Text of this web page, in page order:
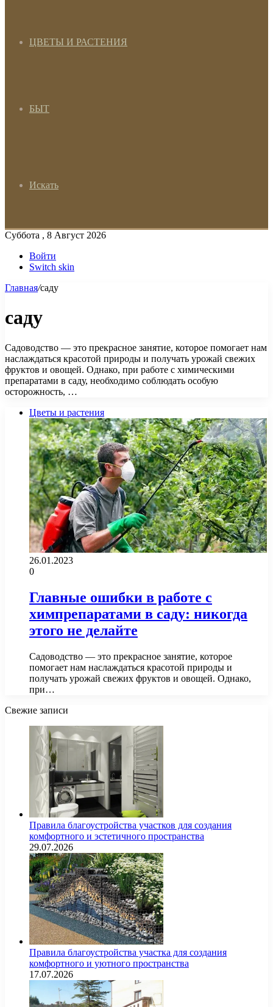
ЦВЕТЫ И РАСТЕНИЯ
БЫТ
Искать
Суббота , 8 Август 2026
Войти
Switch skin
Главная/саду
саду
Садоводство — это прекрасное занятие, которое помогает нам
наслаждаться красотой природы и получать урожай свежих
фруктов и овощей. Однако, при работе с химическими
препаратами в саду, необходимо соблюдать особую
осторожность, …
Цветы и растения
26.01.2023
0
Главные ошибки в работе с
химпрепаратами в саду: никогда
этого не делайте
Садоводство — это прекрасное занятие, которое
помогает нам наслаждаться красотой природы и
получать урожай свежих фруктов и овощей. Однако,
при…
Свежие записи
Правила благоустройства участков для создания
комфортного и эстетичного пространства
29.07.2026
Правила благоустройства участка для создания
комфортного и уютного пространства
17.07.2026